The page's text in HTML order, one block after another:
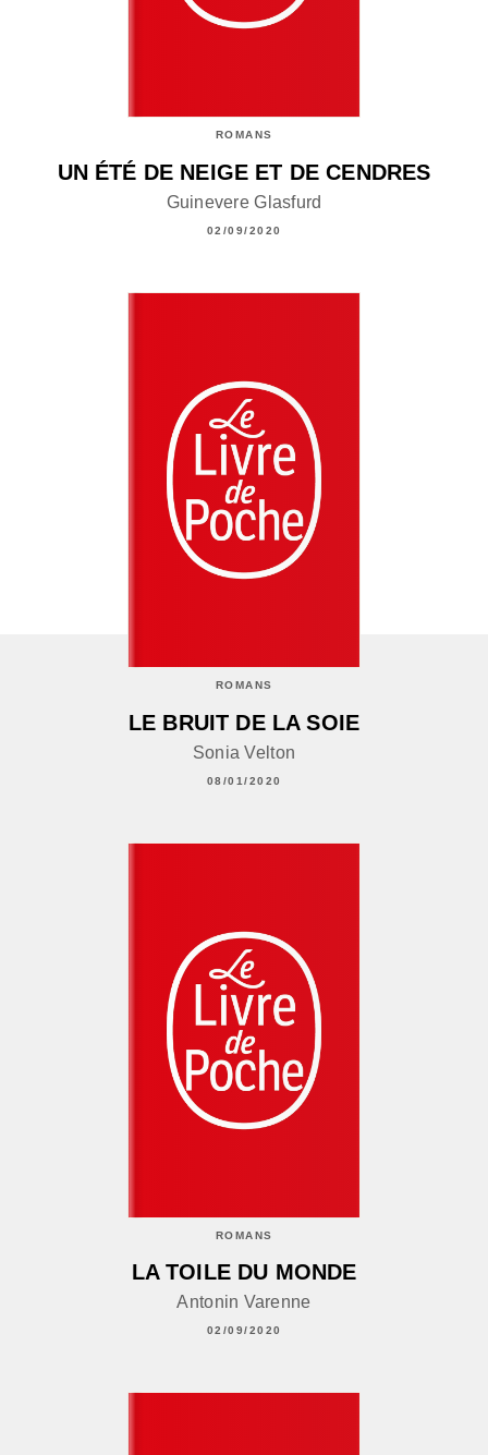
ROMANS
UN ÉTÉ DE NEIGE ET DE CENDRES
Guinevere Glasfurd
02/09/2020
ROMANS
LE BRUIT DE LA SOIE
Sonia Velton
08/01/2020
ROMANS
LA TOILE DU MONDE
Antonin Varenne
02/09/2020